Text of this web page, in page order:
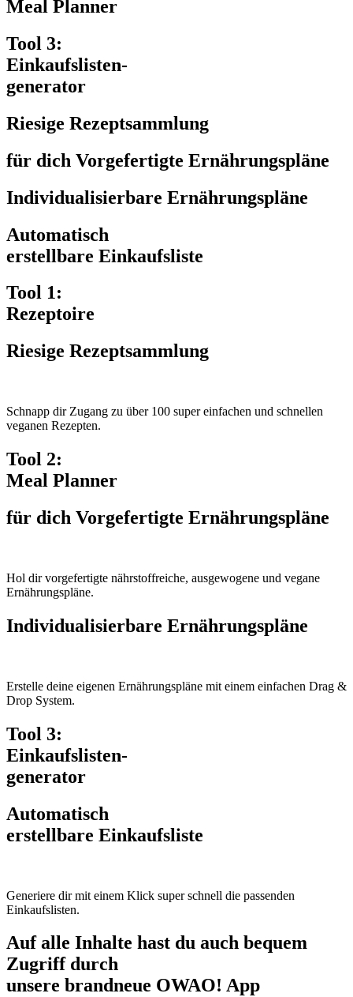
Meal Planner
Tool 3:
Einkaufslisten-
generator
Riesige Rezeptsammlung
für dich Vorgefertigte Ernährungspläne
Individualisierbare Ernährungspläne
Automatisch
erstellbare Einkaufsliste
Tool 1:
Rezeptoire
Riesige Rezeptsammlung
Schnapp dir Zugang zu über 100 super einfachen und schnellen
veganen Rezepten.
Tool 2:
Meal Planner
für dich Vorgefertigte Ernährungspläne
Hol dir vorgefertigte nährstoffreiche, ausgewogene und vegane
Ernährungspläne.
Individualisierbare Ernährungspläne
Erstelle deine eigenen Ernährungspläne mit einem einfachen Drag &
Drop System.
Tool 3:
Einkaufslisten-
generator
Automatisch
erstellbare Einkaufsliste
Generiere dir mit einem Klick super schnell die passenden
Einkaufslisten.
Auf alle Inhalte hast du auch bequem
Zugriff durch
unsere brandneue OWAO! App